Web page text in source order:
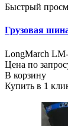
Быстрый
Грузовая
LongMarch
Цена по
В корзину
Купить в 1